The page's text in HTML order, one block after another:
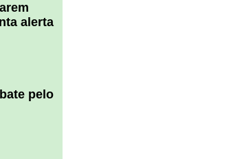
alerta
pelo